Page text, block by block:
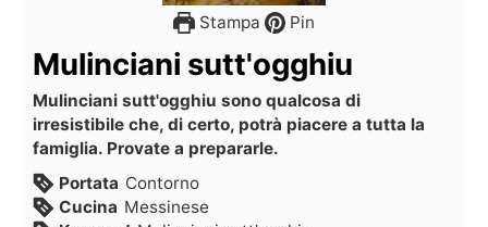
Stampa Pin
Mulinciani sutt'ogghiu
Mulinciani sutt'ogghiu sono qualcosa di
irresistibile che, di certo, potrà piacere a tutta la
famiglia. Provate a prepararle.
Portata Contorno
Cucina Messinese